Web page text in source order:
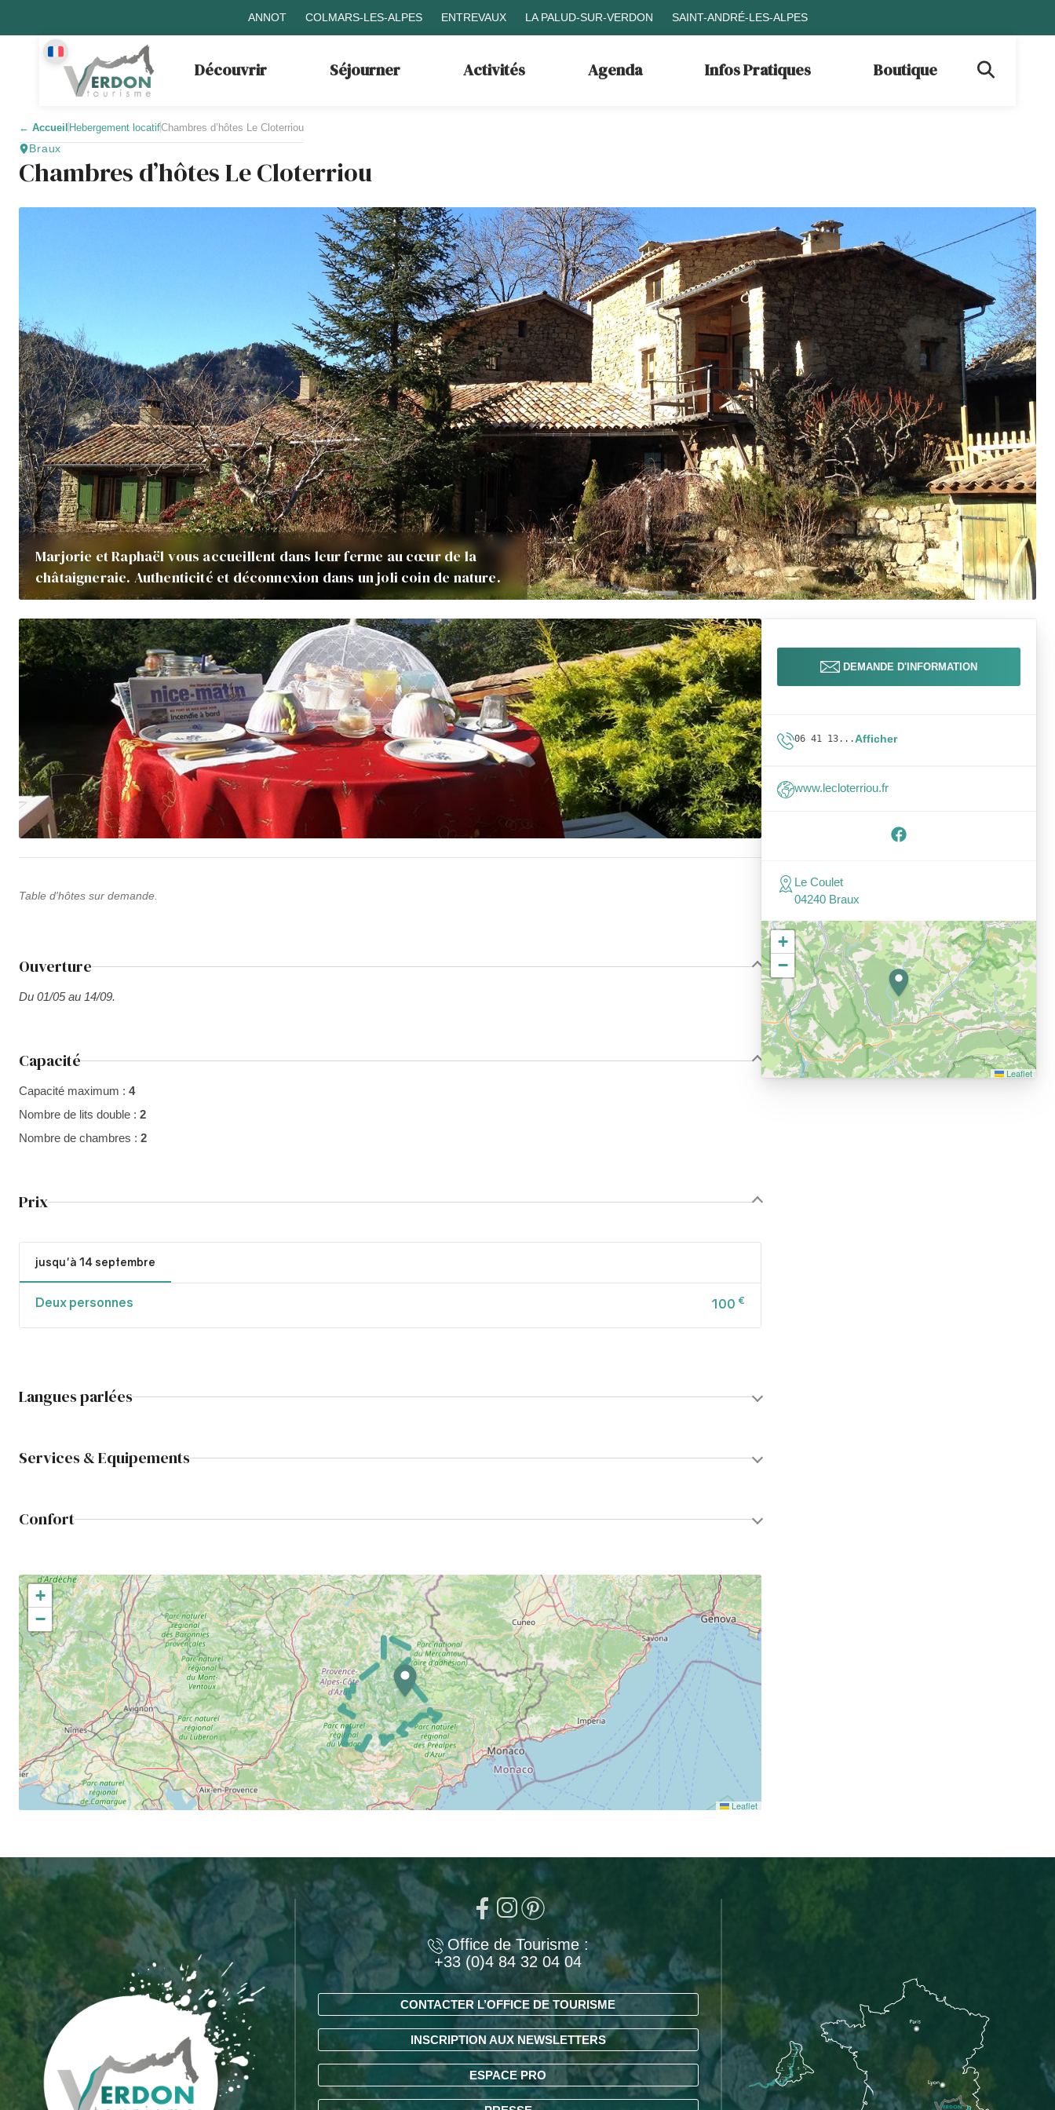
ANNOT COLMARS-LES-ALPES ENTREVAUX LA PALUD-SUR-VERDON SAINT-ANDRÉ-LES-ALPES
Découvrir Séjourner Activités Agenda Infos Pratiques Boutique
← Accueil Hebergement locatifChambres d’hôtes Le Cloterriou
Braux
Chambres d’hôtes Le Cloterriou
Marjorie et Raphaël vous accueillent dans leur ferme au cœur de la
châtaigneraie. Authenticité et déconnexion dans un joli coin de nature.
Table d'hôtes sur demande.
Ouverture
Du 01/05 au 14/09.
Capacité
Capacité maximum : 4
Nombre de lits double : 2
Nombre de chambres : 2
Prix
jusqu'à 14 septembre
Deux personnes 100 €
Langues parlées
Services & Equipements
Confort
+
−
Leaflet
DEMANDE D'INFORMATION
06 41 13...Afficher
www.lecloterriou.fr
Le Coulet
04240 Braux
+
−
Leaflet
Office de Tourisme :
+33 (0)4 84 32 04 04
CONTACTER L’OFFICE DE TOURISME
INSCRIPTION AUX NEWSLETTERS
ESPACE PRO